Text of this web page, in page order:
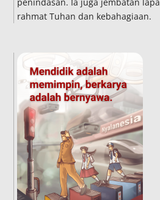
rahmat Tuhan dan kebahagiaan.